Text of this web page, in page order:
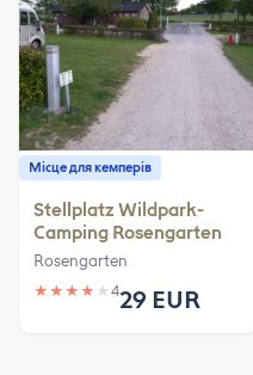
Місце для кемперів
Stellplatz Wildpark-
Camping Rosengarten
Rosengarten
★ ★ ★ ★ ★ 429 EUR